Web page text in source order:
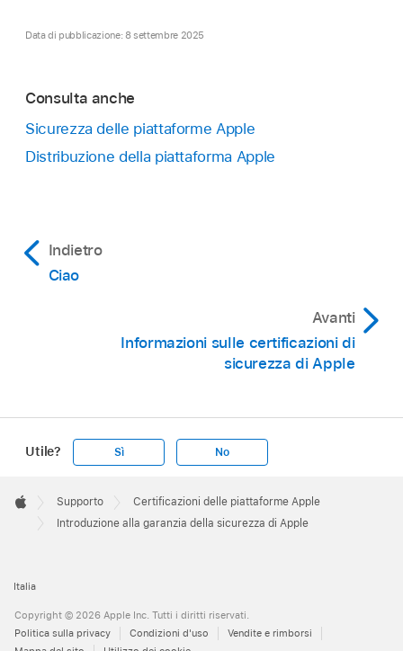
Data di pubblicazione: 8 settembre 2025
Consulta anche
Sicurezza delle piattaforme Apple
Distribuzione della piattaforma Apple
Indietro
Ciao
Avanti
Informazioni sulle certificazioni di
sicurezza di Apple
Utile? Sì No
Footer

Apple
Supporto
Certificazioni delle piattaforme Apple
Introduzione alla garanzia della sicurezza di Apple
Italia
Copyright © 2026 Apple Inc. Tutti i diritti riservati.
Politica sulla privacy
Condizioni d'uso
Vendite e rimborsi